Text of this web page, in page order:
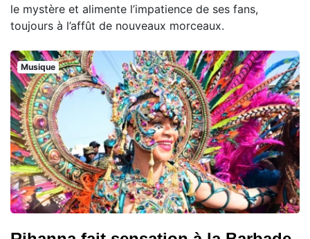
le mystère et alimente l’impatience de ses fans,
toujours à l’affût de nouveaux morceaux.
Musique